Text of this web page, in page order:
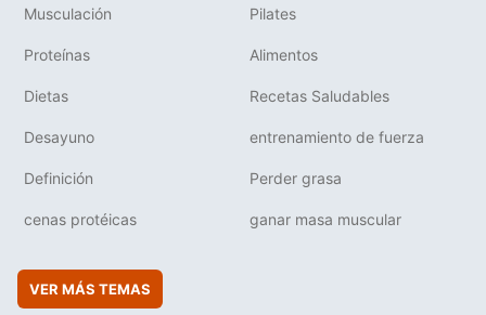
Musculación Pilates
Proteínas Alimentos
Dietas Recetas Saludables
Desayuno entrenamiento de fuerza
Definición Perder grasa
cenas protéicas ganar masa muscular
VER MÁS TEMAS